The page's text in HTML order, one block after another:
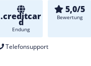
.creditcar
d
Endung
5,0/5
Bewertung
Telefonsupport